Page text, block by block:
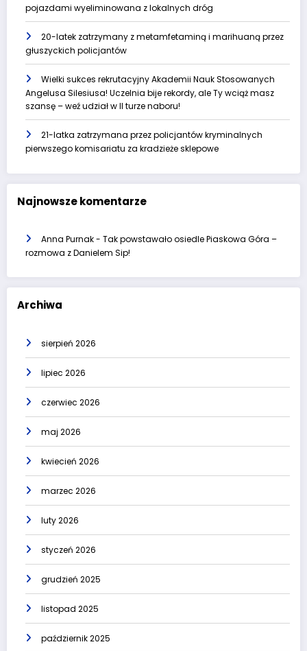
pojazdami wyeliminowana z lokalnych dróg
20-latek zatrzymany z metamfetaminą i marihuaną przez
głuszyckich policjantów
Wielki sukces rekrutacyjny Akademii Nauk Stosowanych
Angelusa Silesiusa! Uczelnia bije rekordy, ale Ty wciąż masz
szansę – weź udział w II turze naboru!
21-latka zatrzymana przez policjantów kryminalnych
pierwszego komisariatu za kradzieże sklepowe
Najnowsze komentarze
Anna Purnak- Tak powstawało osiedle Piaskowa Góra –
rozmowa z Danielem Sip!
Archiwa
sierpień 2026
lipiec 2026
czerwiec 2026
maj 2026
kwiecień 2026
marzec 2026
luty 2026
styczeń 2026
grudzień 2025
listopad 2025
październik 2025